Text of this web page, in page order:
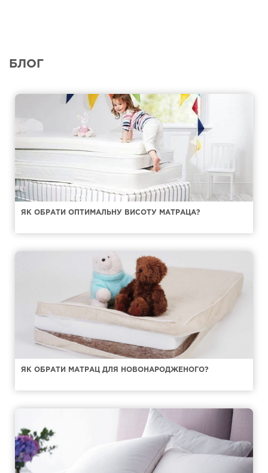
БЛОГ
ЯК ОБРАТИ ОПТИМАЛЬНУ ВИСОТУ МАТРАЦА?
ЯК ОБРАТИ МАТРАЦ ДЛЯ НОВОНАРОДЖЕНОГО?